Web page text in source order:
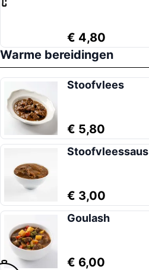
€ 4,80
Warme bereidingen
Stoofvlees
€ 5,80
Stoofvleessaus
€ 3,00
Goulash
€ 6,00